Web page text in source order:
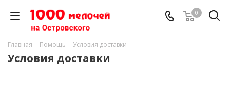
0
Главная - Помощь - Условия доставки
Условия доставки